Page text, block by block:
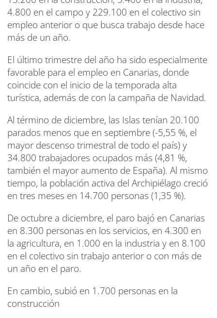
4.800 en el campo y 229.100 en el colectivo sin
empleo anterior o que busca trabajo desde hace
más de un año.
El último trimestre del año ha sido especialmente
favorable para el empleo en Canarias, donde
coincide con el inicio de la temporada alta
turística, además de con la campaña de Navidad.
Al término de diciembre, las Islas tenían 20.100
parados menos que en septiembre (-5,55 %, el
mayor descenso trimestral de todo el país) y
34.800 trabajadores ocupados más (4,81 %,
también el mayor aumento de España). Al mismo
tiempo, la población activa del Archipiélago creció
en tres meses en 14.700 personas (1,35 %).
De octubre a diciembre, el paro bajó en Canarias
en 8.300 personas en los servicios, en 4.300 en
la agricultura, en 1.000 en la industria y en 8.100
en el colectivo sin trabajo anterior o con más de
un año en el paro.
En cambio, subió en 1.700 personas en la
construcción